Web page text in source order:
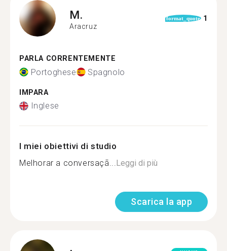
M.
Aracruz
format_quote 1
PARLA CORRENTEMENTE
Portoghese Spagnolo
IMPARA
Inglese
I miei obiettivi di studio
Melhorar a conversaçã...Leggi di più
Scarica la app